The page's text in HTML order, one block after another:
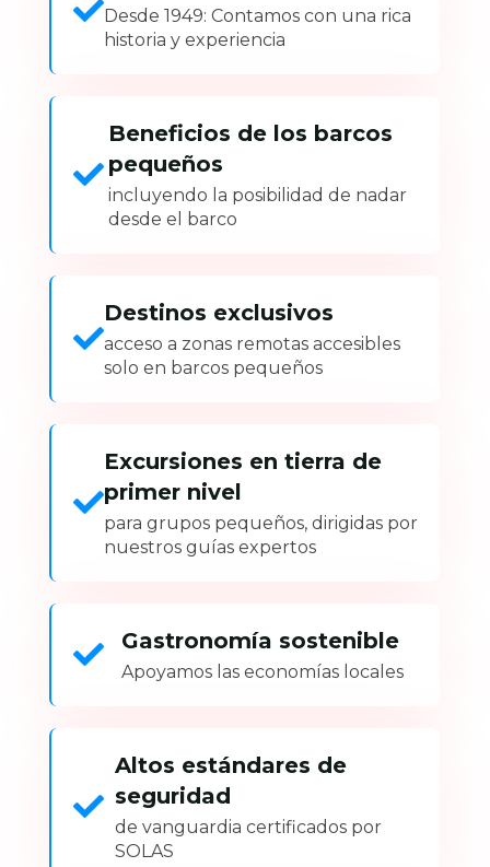
Desde 1949: Contamos con una rica
historia y experiencia
Beneficios de los barcos
pequeños
incluyendo la posibilidad de nadar
desde el barco
Destinos exclusivos
acceso a zonas remotas accesibles
solo en barcos pequeños
Excursiones en tierra de
primer nivel
para grupos pequeños, dirigidas por
nuestros guías expertos
Gastronomía sostenible
Apoyamos las economías locales
Altos estándares de
seguridad
de vanguardia certificados por
SOLAS